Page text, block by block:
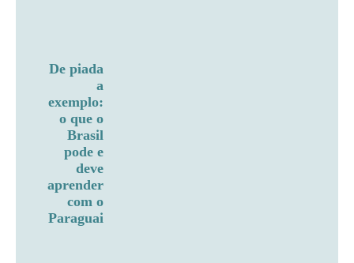
De piada
a
exemplo:
o que o
Brasil
pode e
deve
aprender
com o
Paraguai